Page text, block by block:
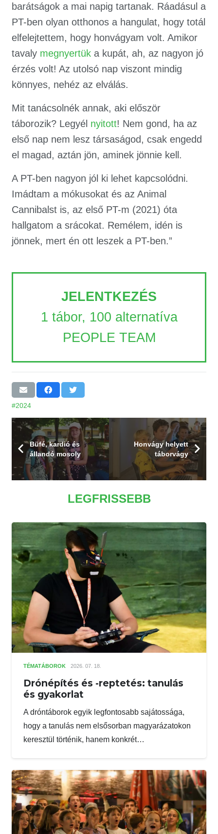
barátságok a mai napig tartanak. Ráadásul a
PT-ben olyan otthonos a hangulat, hogy totál
elfelejtettem, hogy honvágyam volt. Amikor
tavaly megnyertük a kupát, ah, az nagyon jó
érzés volt! Az utolsó nap viszont mindig
könnyes, nehéz az elválás.
Mit tanácsolnék annak, aki először
táborozik? Legyél nyitott! Nem gond, ha az
első nap nem lesz társaságod, csak engedd
el magad, aztán jön, aminek jönnie kell.
A PT-ben nagyon jól ki lehet kapcsolódni.
Imádtam a mókusokat és az Animal
Cannibalst is, az első PT-m (2021) óta
hallgatom a srácokat. Remélem, idén is
jönnek, mert én ott leszek a PT-ben.”
JELENTKEZÉS
1 tábor, 100 alternatíva
PEOPLE TEAM
#2024
Büfé, kardió és
állandó mosoly
Honvágy helyett
táborvágy
LEGFRISSEBB
TÉMATÁBOROK 2026. 07. 18.
Drónépítés és -reptetés: tanulás
és gyakorlat
A dróntáborok egyik legfontosabb sajátossága,
hogy a tanulás nem elsősorban magyarázatokon
keresztül történik, hanem konkrét…